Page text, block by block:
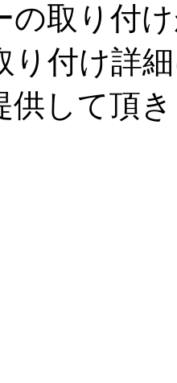
の取り付
り付け詳
供して頂